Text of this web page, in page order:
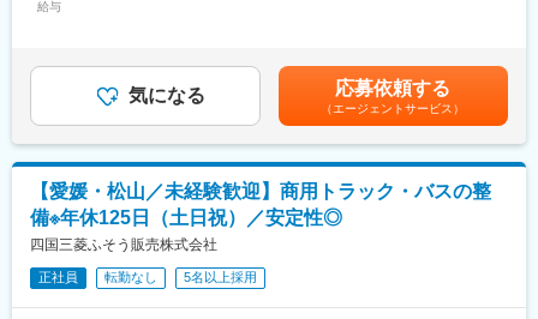
変更の範囲：会社の定める業務
■業務の詳細：
お客様（メインは運送業者）からトラック等の仕様の相談を頂い
た際に、ヒアリングを行いながらどういったカスタマイズができ
期的な関係を築いていくことができます。
また図面の設計等は製造元メーカーにて行っているため、専門的
な知識は必要ありません。納品後もアフターフォローを行って頂
きますが、故障やメンテナンスなど技術的な部分は専任の整備担
当が別途対応する形となります。
■一日の流れ：
メール整理や資料準備（8時45分～10時）→納入先へのフォロー
給与
年2回※過去実績4ヶ月分賃金はあくまでも目安の金額であり、選
考を通じて上下する可能性があります。月給(月額)は固定手当を含
めた表記です。
気になる 応募依頼する
（エージェントサービス）
【愛媛・松山／未経験歓迎】商用トラック・バスの整
備※年休125日（土日祝）／安定性◎
四国三菱ふそう販売株式会社
正社員 転勤なし 5名以上採用